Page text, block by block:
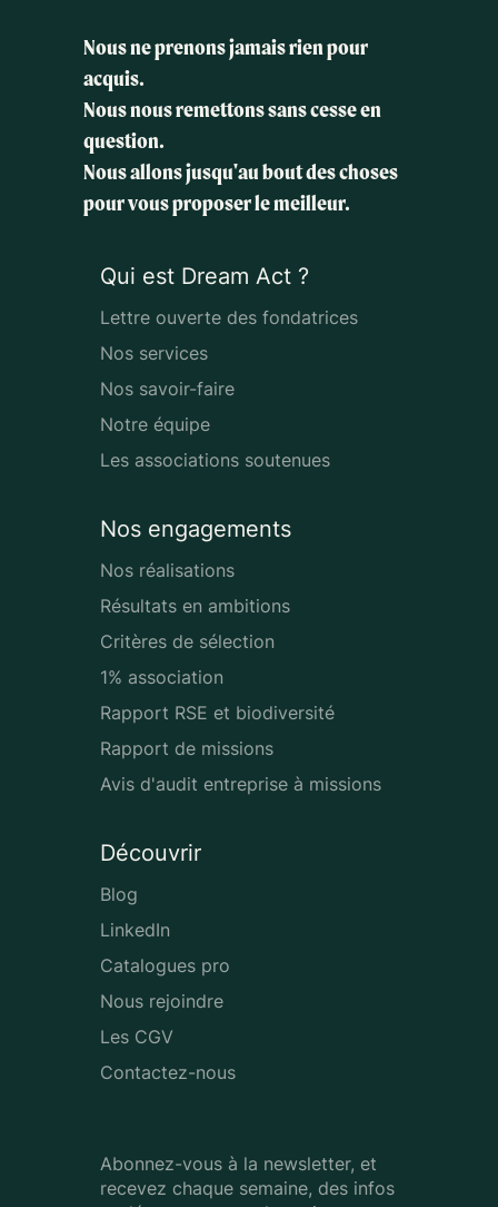
Nous ne prenons jamais rien pour
acquis.
Nous nous remettons sans cesse en
question.
Nous allons jusqu'au bout des choses
pour vous proposer le meilleur.
Qui est Dream Act ?
Lettre ouverte des fondatrices
Nos services
Nos savoir-faire
Notre équipe
Les associations soutenues
Nos engagements
Nos réalisations
Résultats en ambitions
Critères de sélection
1% association
Rapport RSE et biodiversité
Rapport de missions
Avis d'audit entreprise à missions
Découvrir
Blog
LinkedIn
Catalogues pro
Nous rejoindre
Les CGV
Contactez-nous
Abonnez-vous à la newsletter, et
recevez chaque semaine, des infos